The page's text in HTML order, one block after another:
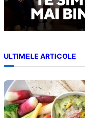
ULTIMELE ARTICOLE